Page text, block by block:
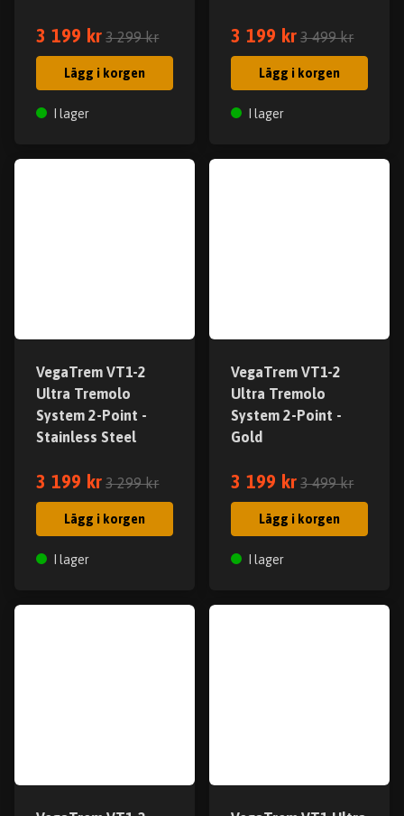
3 199 kr 3 299 kr
Lägg i korgen
I lager
3 199 kr 3 499 kr
Lägg i korgen
I lager
VegaTrem VT1-2
Ultra Tremolo
System 2-Point -
Stainless Steel
3 199 kr 3 299 kr
Lägg i korgen
I lager
VegaTrem VT1-2
Ultra Tremolo
System 2-Point -
Gold
3 199 kr 3 499 kr
Lägg i korgen
I lager